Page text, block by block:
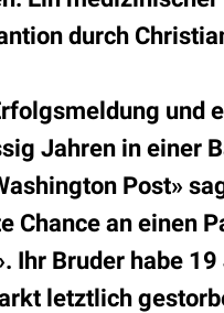
durch
und
Jahren in einer
Post»
Chance an einen
Ihr Bruder habe
letztlich